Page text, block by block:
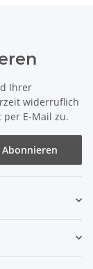
Ihrer
widerruflich
E-Mail zu.
Abonnieren